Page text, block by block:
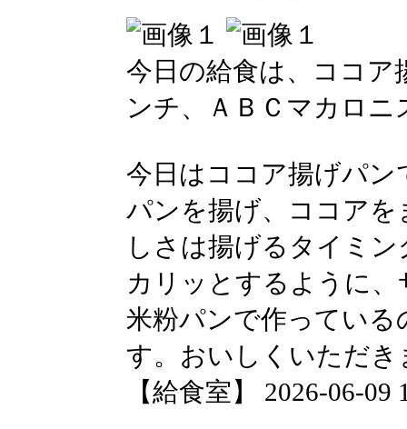
今日の給食は、ココア
ンチ、ＡＢＣマカロニ
今日はココア揚げパ
パンを揚げ、ココア
しさは揚げるタイミ
カリッとするように
米粉パンで作ってい
す。おいしくいただき
【給食室】 2026-06-09